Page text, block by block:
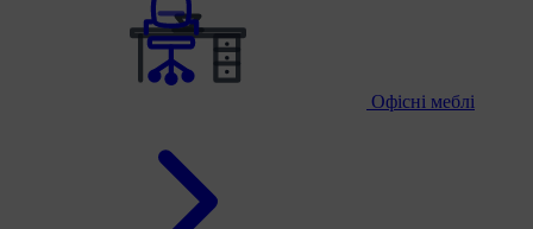
Офісні меблі